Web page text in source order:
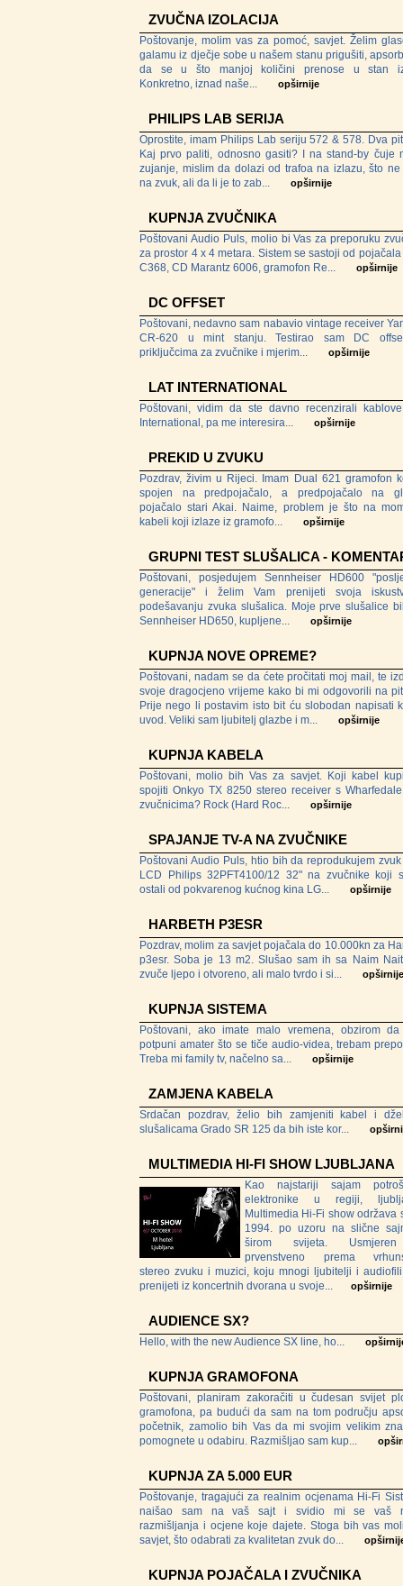
ZVUČNA IZOLACIJA
Poštovanje, molim vas za pomoć, savjet. Želim
galamu iz dječje sobe u našem stanu prigušiti,
da se u što manjoj količini prenose u stan
Konkretno, iznad naše...
opširnije
PHILIPS LAB SERIJA
Oprostite, imam Philips Lab seriju 572 & 578. Dva
Kaj prvo paliti, odnosno gasiti? I na stand-by čuje
zujanje, mislim da dolazi od trafoa na izlazu, što ne
na zvuk, ali da li je to zab...
opširnije
KUPNJA ZVUČNIKA
Poštovani Audio Puls, molio bi Vas za preporuku
za prostor 4 x 4 metara. Sistem se sastoji od
C368, CD Marantz 6006, gramofon Re...
opširnije
DC OFFSET
Poštovani, nedavno sam nabavio vintage receiver
CR-620 u mint stanju. Testirao sam DC
priključcima za zvučnike i mjerim...
opširnije
LAT INTERNATIONAL
Poštovani, vidim da ste davno recenzirali
International, pa me interesira...
opširnije
PREKID U ZVUKU
Pozdrav, živim u Rijeci. Imam Dual 621 gramofon
spojen na predpojačalo, a predpojačalo na
pojačalo stari Akai. Naime, problem je što na
kabeli koji izlaze iz gramofo...
opširnije
GRUPNI TEST SLUŠALICA -
Poštovani, posjedujem Sennheiser HD600
generacije" i želim Vam prenijeti svoja
podešavanju zvuka slušalica. Moje prve slušalice
Sennheiser HD650, kupljene...
opširnije
KUPNJA NOVE OPREME?
Poštovani, nadam se da ćete pročitati moj mail, te
svoje dragocjeno vrijeme kako bi mi odgovorili na
Prije nego li postavim isto bit ću slobodan napisati
uvod. Veliki sam ljubitelj glazbe i m...
opširnije
KUPNJA KABELA
Poštovani, molio bih Vas za savjet. Koji kabel
spojiti Onkyo TX 8250 stereo receiver s
zvučnicima? Rock (Hard Roc...
opširnije
SPAJANJE TV-A NA ZVUČNIKE
Poštovani Audio Puls, htio bih da reprodukujem
LCD Philips 32PFT4100/12 32" na zvučnike koji
ostali od pokvarenog kućnog kina LG...
opširnije
HARBETH P3ESR
Pozdrav, molim za savjet pojačala do 10.000kn za
p3esr. Soba je 13 m2. Slušao sam ih sa Naim
zvuče ljepo i otvoreno, ali malo tvrdo i si...
opširnije
KUPNJA SISTEMA
Poštovani, ako imate malo vremena, obzirom
potpuni amater što se tiče audio-videa, trebam
Treba mi family tv, načelno sa...
opširnije
ZAMJENA KABELA
Srdačan pozdrav, želio bih zamjeniti kabel i
slušalicama Grado SR 125 da bih iste kor...
MULTIMEDIA HI-FI SHOW LJUBLJANA
Kao najstariji sajam
elektronike u regiji,
Multimedia Hi-Fi show održava
1994. po uzoru na slične
širom svijeta.
prvenstveno prema
stereo zvuku i muzici, koju mnogi ljubitelji i
prenijeti iz koncertnih dvorana u svoje...
opširnije
AUDIENCE SX?
Hello, with the new Audience SX line, ho...
KUPNJA GRAMOFONA
Poštovani, planiram zakoračiti u čudesan svijet
gramofona, pa budući da sam na tom području
početnik, zamolio bih Vas da mi svojim velikim
pomognete u odabiru. Razmišljao sam kup...
KUPNJA ZA 5.000 EUR
Poštovanje, tragajući za realnim ocjenama Hi-Fi
naišao sam na vaš sajt i svidio mi se vaš
razmišljanja i ocjene koje dajete. Stoga bih vas
savjet, što odabrati za kvalitetan zvuk do...
KUPNJA POJAČALA I ZVUČNIKA